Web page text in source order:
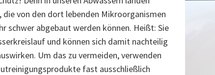
von den dort lebenden Mikroorganismen
schwer abgebaut werden können. Heißt: Sie
und können sich damit nachteilig
Um das zu vermeiden, verwenden
fast ausschließlich